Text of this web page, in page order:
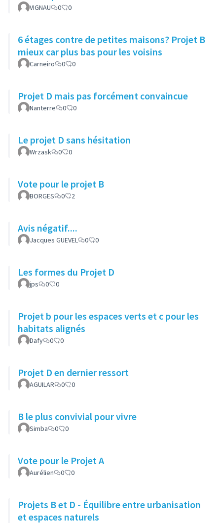
VIGNAU 0 0
6 étages contre de petites maisons? Projet B
mieux car plus bas pour les voisins
Carneiro 0 0
Projet D mais pas forcément convaincue
Nanterre 0 0
Le projet D sans hésitation
Wrzask 0 0
Vote pour le projet B
BORGES 0 2
Avis négatif....
Jacques GUEVEL 0 0
Les formes du Projet D
jps 0 0
Projet b pour les espaces verts et c pour les
habitats alignés
Dafy 0 0
Projet D en dernier ressort
AGUILAR 0 0
B le plus convivial pour vivre
Simba 0 0
Vote pour le Projet A
Aurélien 0 0
Projets B et D - Équilibre entre urbanisation
et espaces naturels